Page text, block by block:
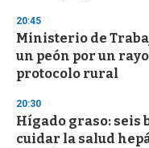
20:45
Ministerio de
un peón por un
protocolo rural
20:30
Hígado graso: seis
cuidar la salud